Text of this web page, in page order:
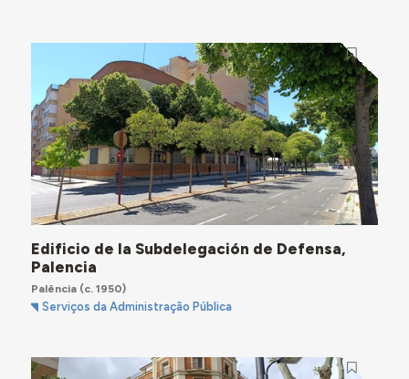
Edificio de la Subdelegación de Defensa,
Palencia
Palência (c. 1950)
Serviços da Administração Pública